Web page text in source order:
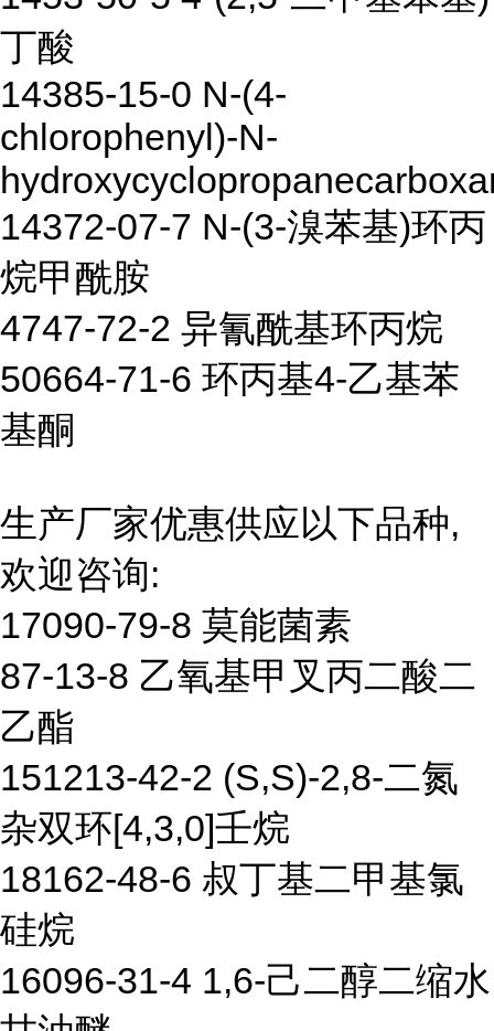
丁酸
14385-15-0 N-(4-
chlorophenyl)-N-
14372-07-7 N-(3-溴苯基)环丙
烷甲酰胺
4747-72-2 异氰酰基环丙烷
50664-71-6 环丙基4-乙基苯
基酮
生产厂家优惠供应以下品种,
欢迎咨询:
17090-79-8 莫能菌素
87-13-8 乙氧基甲叉丙二酸二
乙酯
151213-42-2 (S,S)-2,8-二氮
杂双环[4,3,0]壬烷
18162-48-6 叔丁基二甲基氯
硅烷
16096-31-4 1,6-己二醇二缩水